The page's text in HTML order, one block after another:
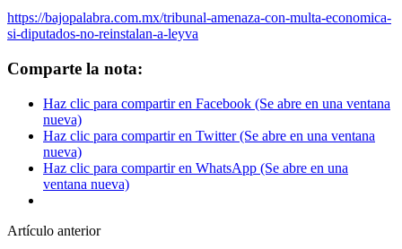
https://bajopalabra.com.mx/tribunal-amenaza-con-multa-economica-
si-diputados-no-reinstalan-a-leyva
Comparte la nota:
Haz clic para compartir en Facebook (Se abre en una ventana
nueva)
Haz clic para compartir en Twitter (Se abre en una ventana
nueva)
Haz clic para compartir en WhatsApp (Se abre en una
ventana nueva)
Artículo anterior